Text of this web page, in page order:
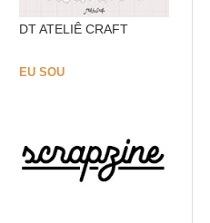
DT ATELIÊ CRAFT
EU SOU